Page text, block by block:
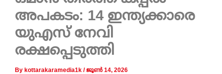
അപകടം: 14 ഇന്ത്യക്കാരെ
യുഎസ് നേവി
രക്ഷപ്പെടുത്തി
By kottarakaramedia1k /ജൂൺ 14, 2026